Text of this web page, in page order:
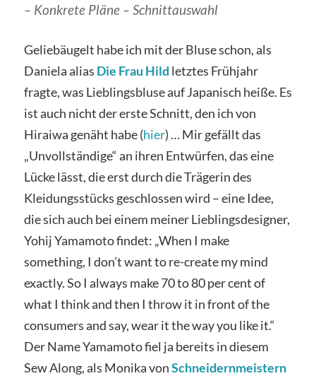
– Konkrete Pläne – Schnittauswahl
Geliebäugelt habe ich mit der Bluse schon, als
Daniela alias Die Frau Hild letztes Frühjahr
fragte, was Lieblingsbluse auf Japanisch heiße. Es
ist auch nicht der erste Schnitt, den ich von
Hiraiwa genäht habe (hier) … Mir gefällt das
„Unvollständige“ an ihren Entwürfen, das eine
Lücke lässt, die erst durch die Trägerin des
Kleidungsstücks geschlossen wird – eine Idee,
die sich auch bei einem meiner Lieblingsdesigner,
Yohij Yamamoto findet: „When I make
something, I don’t want to re-create my mind
exactly. So I always make 70 to 80 per cent of
what I think and then I throw it in front of the
consumers and say, wear it the way you like it.“
Der Name Yamamoto fiel ja bereits in diesem
Sew Along, als Monika vonSchneidernmeistern